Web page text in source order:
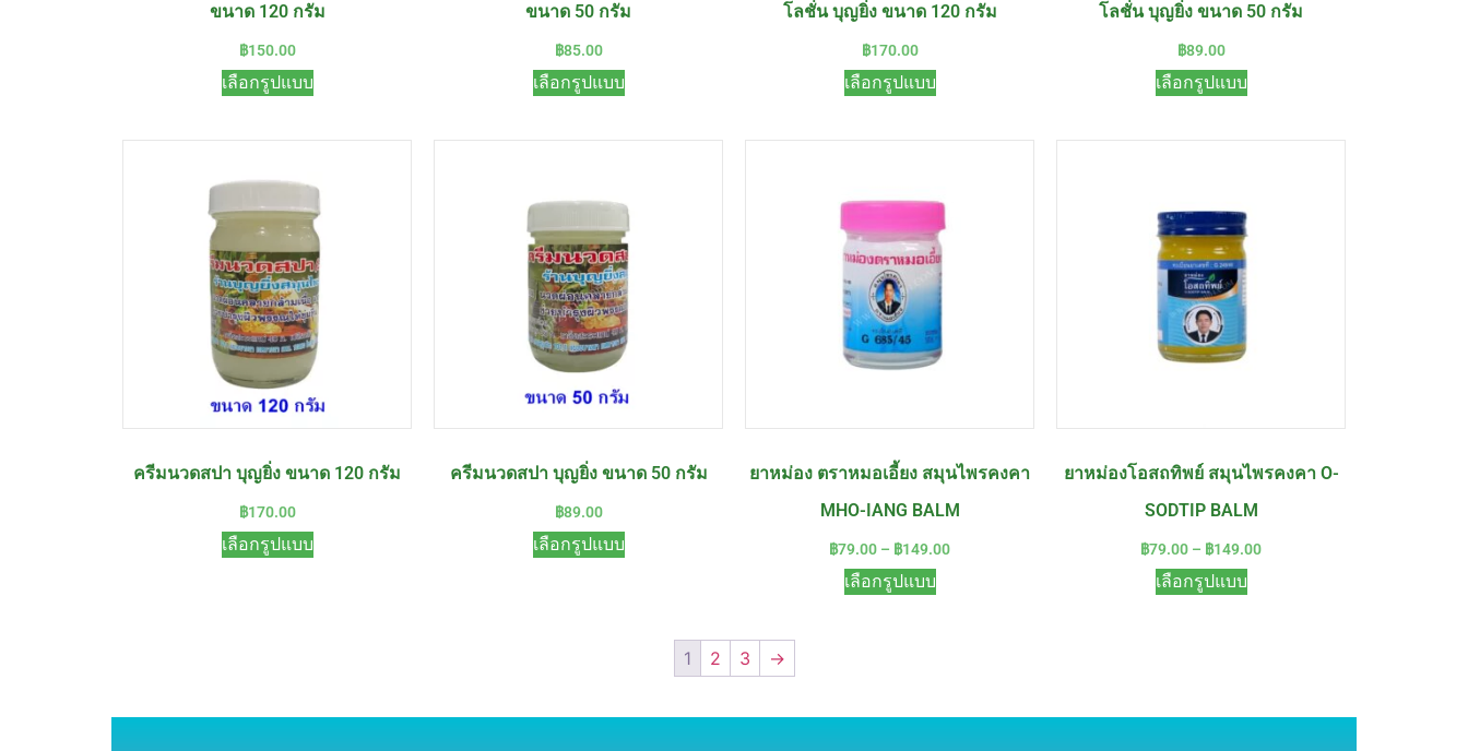
ขนาด 120 กรัม
฿150.00
เลือกรูปแบบ
ขนาด 50 กรัม
฿85.00
เลือกรูปแบบ
โลชั่น บุญยิ่ง ขนาด 120 กรัม
฿170.00
เลือกรูปแบบ
โลชั่น บุญยิ่ง ขนาด 50 กรัม
฿89.00
เลือกรูปแบบ
ครีมนวดสปา บุญยิ่ง ขนาด 120 กรัม
฿170.00
เลือกรูปแบบ
ครีมนวดสปา บุญยิ่ง ขนาด 50 กรัม
฿89.00
เลือกรูปแบบ
ยาหม่อง ตราหมอเอี้ยง สมุนไพรคงคา
MHO-IANG BALM
฿79.00 – ฿149.00
เลือกรูปแบบ
ยาหม่องโอสถทิพย์ สมุนไพรคงคา O-
SODTIP BALM
฿79.00 – ฿149.00
เลือกรูปแบบ
1 2 3 →